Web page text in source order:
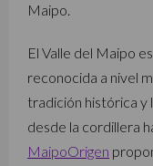
Maipo.
El Valle del Maipo
reconocida a nivel
tradición histórica y
desde la cordillera
MaipoOrigen